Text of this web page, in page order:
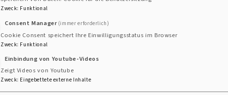
Zweck: Funktional
Consent Manager (immer erforderlich)
Cookie Consent speichert Ihre Einwilligungsstatus im Browser
Zweck: Funktional
Einbindung von Youtube-Videos
Zeigt Videos von Youtube
Zweck: Eingebettete externe Inhalte